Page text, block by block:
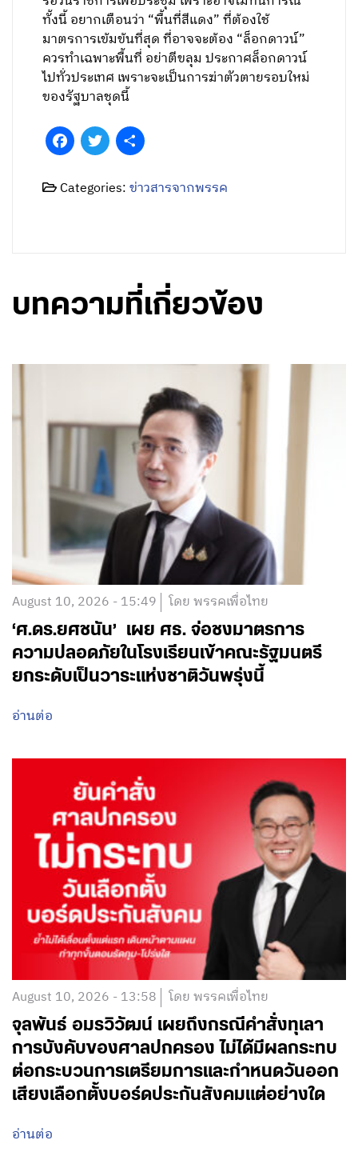
ทั้งนี้ อยากเตือนว่า “พื้นที่สีแดง” ที่ต้องใช้
มาตรการเข้มข้นที่สุด ที่อาจจะต้อง “ล็อกดาวน์”
ควรทำเฉพาะพื้นที่ อย่าตีขลุม ประกาศล็อกดาวน์
ไปทั่วประเทศ เพราะจะเป็นการฆ่าตัวตายรอบใหม่
ของรัฐบาลชุดนี้
FacebookTwitter
Categories:ข่าวสารจากพรรค
บทความที่เกี่ยวข้อง
August 10, 2026 - 15:49 โดย พรรคเพื่อไทย
‘ศ.ดร.ยศชนัน’ เผย ศธ. จ่อชงมาตรการ
ความปลอดภัยในโรงเรียนเข้าคณะรัฐมนตรี
ยกระดับเป็นวาระแห่งชาติวันพรุ่งนี้
อ่านต่อ
August 10, 2026 - 13:58 โดย พรรคเพื่อไทย
จุลพันธ์ อมรวิวัฒน์ เผยถึงกรณีคำสั่งทุเลา
การบังคับของศาลปกครอง ไม่ได้มีผลกระทบ
ต่อกระบวนการเตรียมการและกำหนดวันออก
เสียงเลือกตั้งบอร์ดประกันสังคมแต่อย่างใด
อ่านต่อ